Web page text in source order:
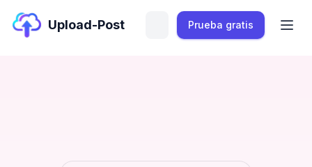
Upload-Post Prueba gratis